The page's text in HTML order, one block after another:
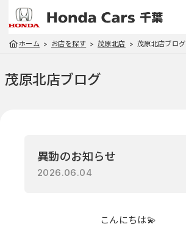
ホーム お店を探す 茂原北店 茂原北店ブログ
茂原北店ブログ
異動のお知らせ
2026.06.04
こんにちは💫